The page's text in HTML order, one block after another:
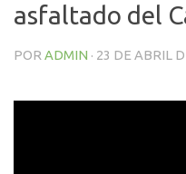
asfaltado del
POR ADMIN · 23 DE ABRIL